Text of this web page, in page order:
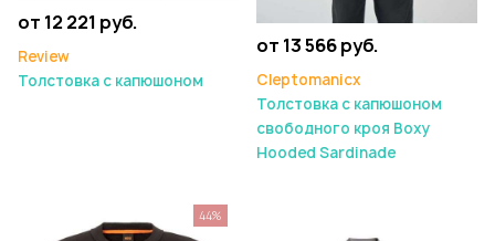
от 12 221 руб.
Review
Толстовка с капюшоном
от 13 566 руб.
Cleptomanicx
Толстовка с капюшоном
свободного кроя Boxy
Hooded Sardinade
44%